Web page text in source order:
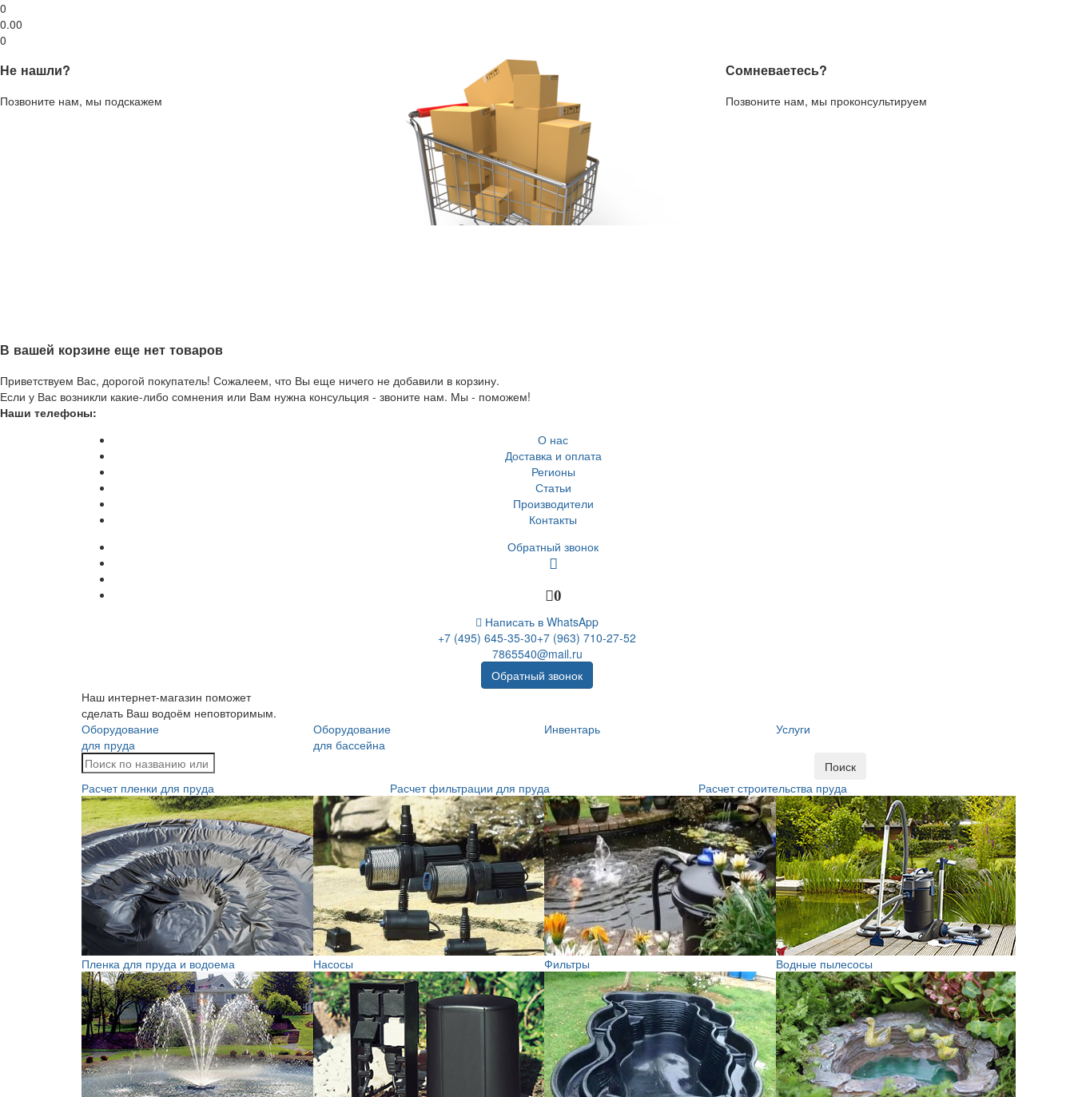
0
0.00
0
Не нашли?
Позвоните нам, мы подскажем
Сомневаетесь?
Позвоните нам, мы проконсультируем
В вашей корзине еще нет товаров
Приветствуем Вас, дорогой покупатель! Сожалеем, что Вы еще ничего не добавили в корзину.
Если у Вас возникли какие-либо сомнения или Вам нужна консульция - звоните нам. Мы - поможем!
Наши телефоны:
О нас
Доставка и оплата
Регионы
Статьи
Производители
Контакты
Обратный звонок
0
Написать в WhatsApp
+7 (495) 645-35-30+7 (963) 710-27-52
7865540@mail.ru
Обратный звонок
Наш интернет-магазин поможет
сделать Ваш водоём неповторимым.
Оборудование
для пруда
Оборудование
для бассейна
Инвентарь Услуги
Поиск
Расчет пленки для пруда
Расчет фильтрации для пруда Расчет строительства пруда
Пленка для пруда и водоема Насосы Фильтры Водные пылесосы